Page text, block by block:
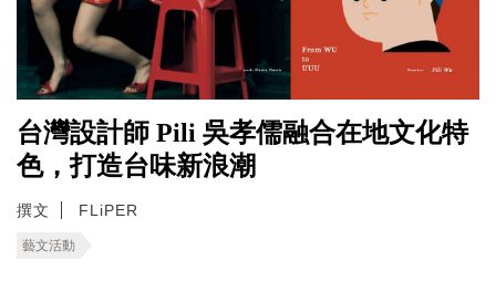
台灣設計師 Pili 吳孝儒融合在地文化特
色，打造台味新浪潮
撰文 FLiPER
藝文活動